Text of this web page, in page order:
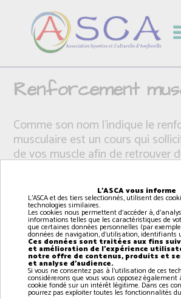
Renforcement
Comme son nom l’indique le
musculaire est un cours qui
de vos muscle afin de retrouver
laquelle il est pratiqué. L’objectif
votre silhouette, de raffermir
d’exercices au poids de corps
matériel comme des élastiques.
L'ASCA vous informe
L'ASCA et des tiers selectionnés, utilisent des
technologies similaires.
Les cookies nous permettent d'accéder à,
informations telles que les caractéristiques de
que certaines données personnelles (par exemple
données de navigation, d'utilisation, identifiants
Ces données sont traitées aux fins
et amélioration de l'expérience
notre offre de contenus, produits et
et analyse d'audience.
Si vous ne consentez pas à l'utilisation de ces
considérerons que vous vous opposez également
cookie fondé sur un intérêt légitime. Dans ces
pourrez pas exploiter toutes les fonctionnalités